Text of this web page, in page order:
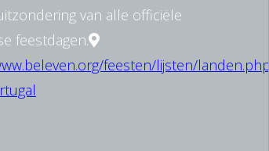
van alle officiële
feestdagen.
feesten/lijsten/